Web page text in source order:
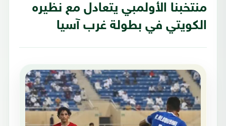
منتخبنا الأولمبي يتعادل مع نظيره
الكويتي في بطولة غرب آسيا